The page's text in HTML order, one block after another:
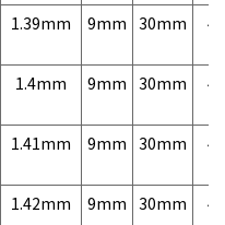
1.39mm 9mm 30mm
1.4mm 9mm 30mm
1.41mm 9mm 30mm
1.42mm 9mm 30mm